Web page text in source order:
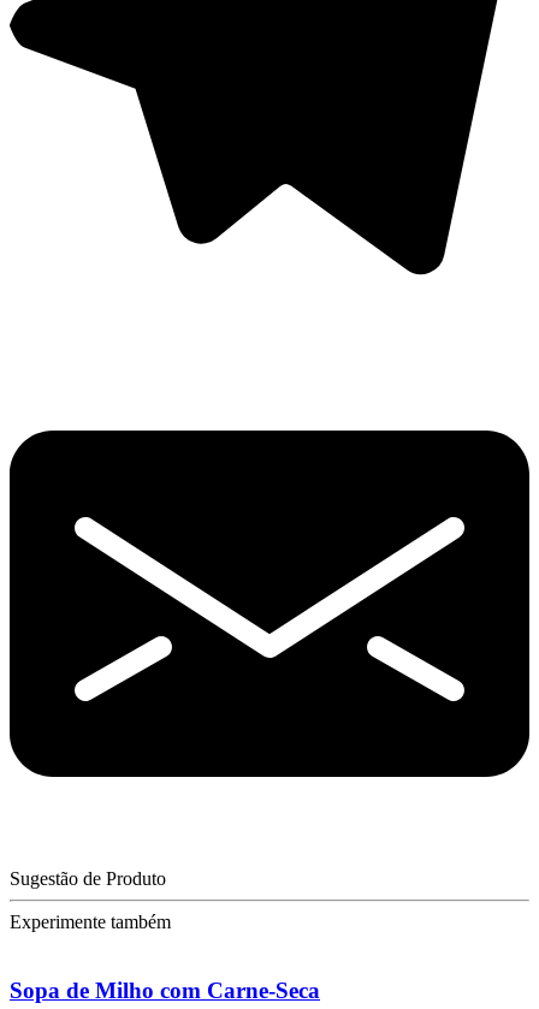
Sugestão de Produto
Experimente também
Sopa de Milho com Carne-Seca